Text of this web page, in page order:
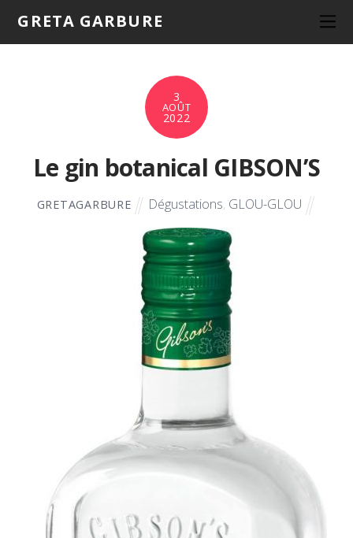
GRETA GARBURE
3
AOÛT
2022
Le gin botanical GIBSON’S
GRETAGARBURE Dégustations, GLOU-GLOU